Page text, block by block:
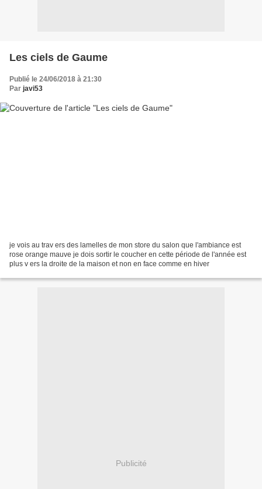
Les ciels de Gaume
Publié le 24/06/2018 à 21:30
Par javi53
je vois au trav ers des lamelles de mon store du salon que l'ambiance est
rose orange mauve je dois sortir le coucher en cette période de l'année est
plus v ers la droite de la maison et non en face comme en hiver
Publicité